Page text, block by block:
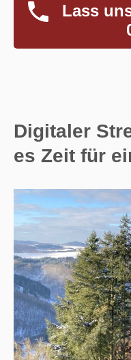
Lass
Digitaler
es Zeit für